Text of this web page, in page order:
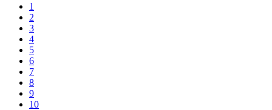
1
2
3
4
5
6
7
8
9
10